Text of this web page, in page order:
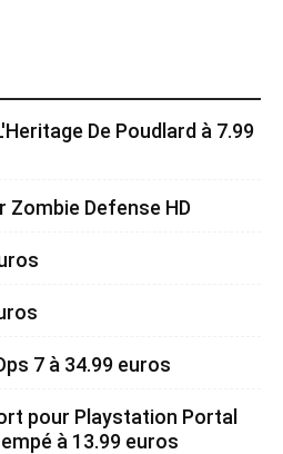
De Poudlard à 7.99
Zombie Defense HD
7 à 34.99 euros
pour Playstation Portal
à 13.99 euros